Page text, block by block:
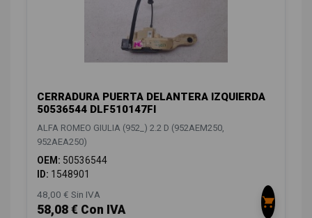
CERRADURA PUERTA DELANTERA IZQUIERDA
50536544 DLF510147FI
ALFA ROMEO GIULIA (952_) 2.2 D (952AEM250,
952AEA250)
OEM: 50536544
ID: 1548901
48,00 € Sin IVA
58,08 € Con IVA